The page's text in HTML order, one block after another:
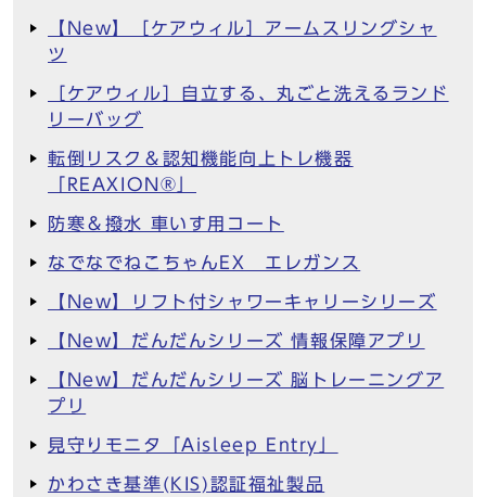
【New】［ケアウィル］アームスリングシャ
ツ
［ケアウィル］自立する、丸ごと洗えるランド
リーバッグ
転倒リスク＆認知機能向上トレ機器
「REAXION®︎」
防寒＆撥水 車いす用コート
なでなでねこちゃんEX エレガンス
【New】リフト付シャワーキャリーシリーズ
【New】だんだんシリーズ 情報保障アプリ
【New】だんだんシリーズ 脳トレーニングア
プリ
見守りモニタ「Aisleep Entry」
かわさき基準(KIS)認証福祉製品